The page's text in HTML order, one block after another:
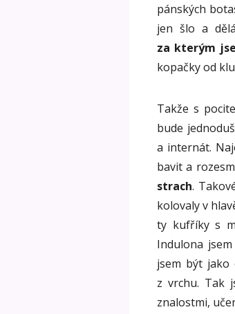
pánských
jen šlo a
za kterým
kopačky od
Takže s
bude
a internát.
bavit a
strach.
kolovaly v
ty kufříky s
Indulona
jsem být jako
z vrchu. Tak
znalostmi,